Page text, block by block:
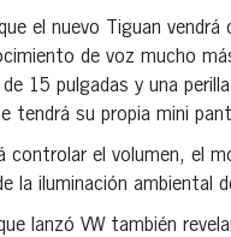
el nuevo Tiguan vendrá
de voz mucho
15 pulgadas y una
tendrá su propia mini
controlar el volumen, el
la iluminación ambiental
lanzó VW también